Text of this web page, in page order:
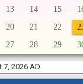
13 14 15
20 21 22
27 28 29